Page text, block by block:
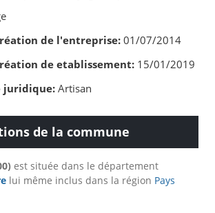
de l'entreprise: 01/07/2014
de etablissement: 15/01/2019
juridique: Artisan
de la commune
est située dans le département
lui même inclus dans la région Pays